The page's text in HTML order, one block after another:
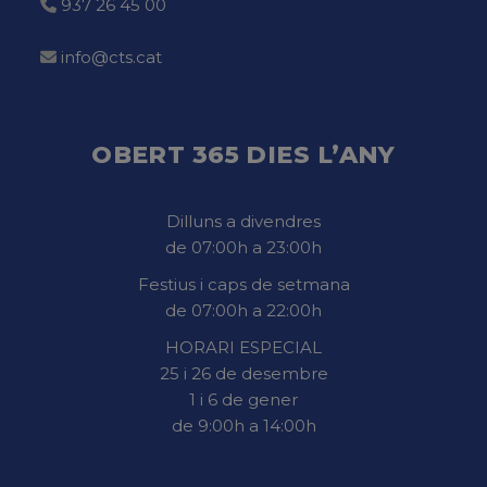
937 26 45 00
info@cts.cat
OBERT 365 DIES L’ANY
Dilluns a divendres
de 07:00h a 23:00h
Festius i caps de setmana
de 07:00h a 22:00h
HORARI ESPECIAL
25 i 26 de desembre
1 i 6 de gener
de 9:00h a 14:00h